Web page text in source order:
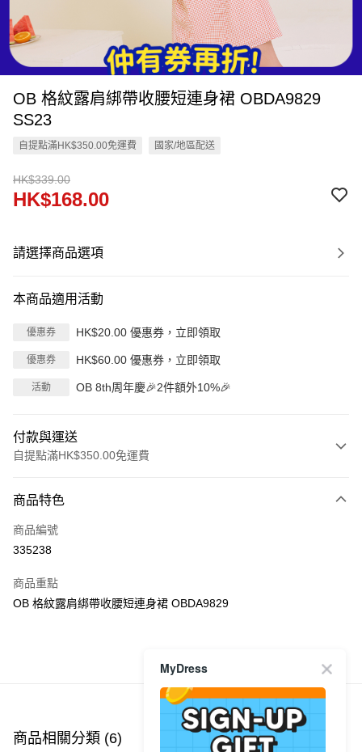
OB 格紋露肩綁帶收腰短連身裙 OBDA9829
SS23
自提點滿HK$350.00免運費 國家/地區配送
HK$339.00
HK$168.00
請選擇商品選項
本商品適用活動
優惠券 HK$20.00 優惠券，立即領取
優惠券 HK$60.00 優惠券，立即領取
活動 OB 8th周年慶🎉2件額外10%🎉
付款與運送
自提點滿HK$350.00免運費
信用卡
Apple Pay
PayMe
每筆HK$40.00，滿HK$350.00或以上免運費
付款後順豐站及營業點
商品特色
商品編號
335238
商品重點
OB 格紋露肩綁帶收腰短連身裙 OBDA9829
商品推薦
商品相關分類 (6)
MyDress